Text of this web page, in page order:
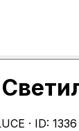
· ID: 1336